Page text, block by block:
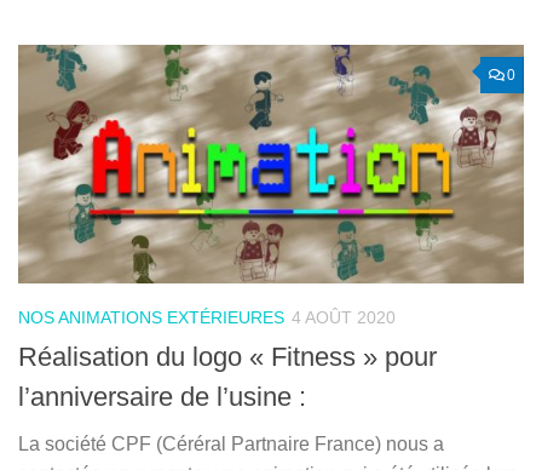
0
NOS ANIMATIONS EXTÉRIEURES 4 AOÛT 2020
Réalisation du logo « Fitness » pour
l’anniversaire de l’usine :
La société CPF (Céréral Partnaire France) nous a